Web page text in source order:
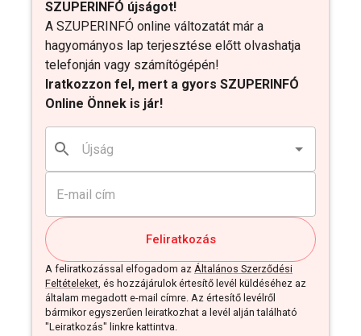
SZUPERINFÓ újságot!
A SZUPERINFÓ online változatát már a
hagyományos lap terjesztése előtt olvashatja
telefonján vagy számítógépén!
Iratkozzon fel, mert a gyors SZUPERINFÓ
Online Önnek is jár!
Feliratkozás
A feliratkozással elfogadom az Általános Szerződési
Feltételeket, és hozzájárulok értesítő levél küldéséhez az
általam megadott e-mail címre. Az értesítő levélről
bármikor egyszerűen leiratkozhat a levél alján található
"Leiratkozás" linkre kattintva.